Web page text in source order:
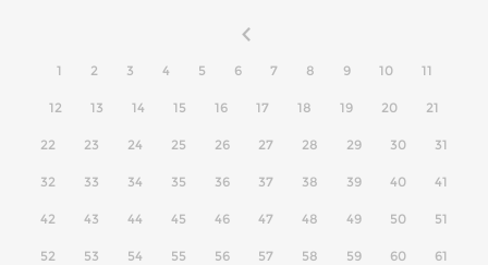
1 2 3 4 5 6 7 8 9 10 11
12 13 14 15 16 17 18 19 20 21
22 23 24 25 26 27 28 29 30 31
32 33 34 35 36 37 38 39 40 41
42 43 44 45 46 47 48 49 50 51
52 53 54 55 56 57 58 59 60 61